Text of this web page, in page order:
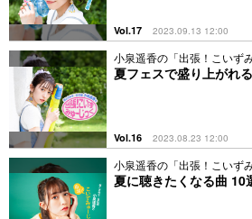
Vol.17 2023.09.13 12:00
小泉遥香の「出張！こいず
夏フェスで盛り上がれ
Vol.16 2023.08.23 12:00
小泉遥香の「出張！こいず
夏に聴きたくなる曲 10